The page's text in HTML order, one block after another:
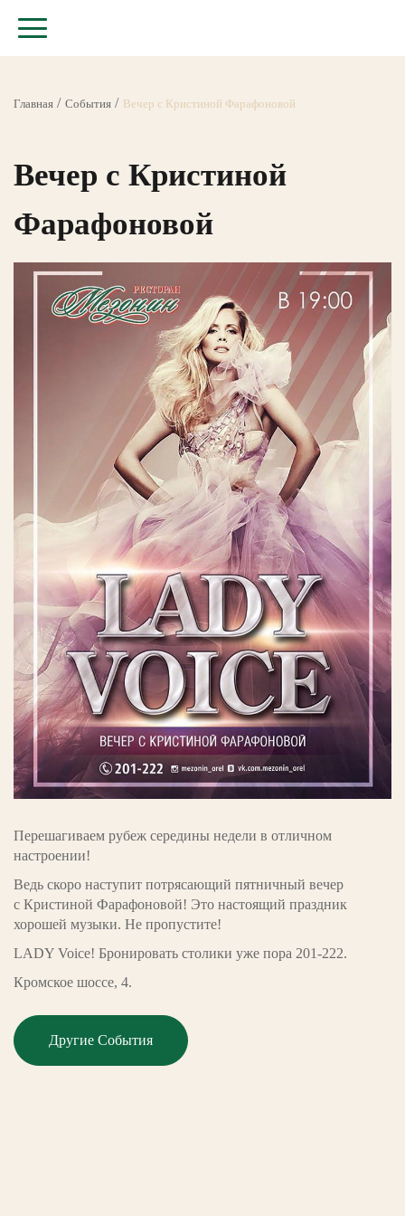
Главная События Вечер с Кристиной Фарафоновой
Вечер с Кристиной
Фарафоновой
Перешагиваем рубеж середины недели в отличном
настроении!
Ведь скоро наступит потрясающий пятничный вечер
с Кристиной Фарафоновой! Это настоящий праздник
хорошей музыки. Не пропустите!
LADY Voice! Бронировать столики уже пора 201-222.
Кромское шоссе, 4.
Другие События